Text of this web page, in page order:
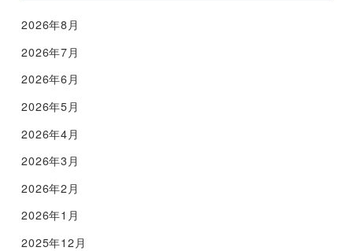
2026年8月
2026年7月
2026年6月
2026年5月
2026年4月
2026年3月
2026年2月
2026年1月
2025年12月